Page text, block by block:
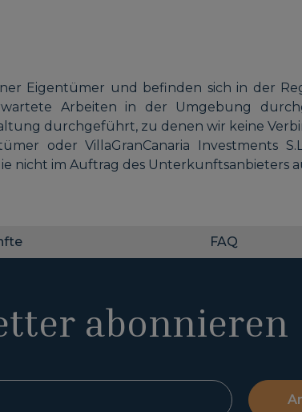
Eigentümer und befinden sich in der
Arbeiten in der Umgebung
durchgeführt, zu denen wir keine
oder VillaGranCanaria Investments
nicht im Auftrag des Unterkunftsanbieters
FAQ
abonnieren